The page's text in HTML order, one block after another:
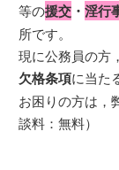
等の援交 ・淫行
所です。
現に公務員の方
欠格条項に当た
お困りの方は，
談料：無料）